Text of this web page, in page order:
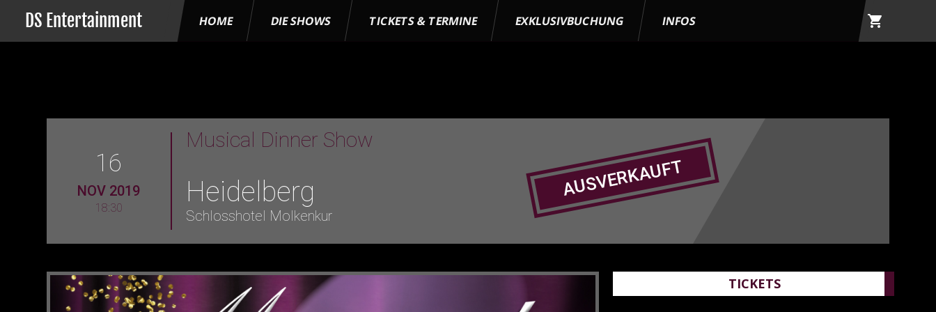
DS Entertainment HOME DIE SHOWS TICKETS & TERMINE EXKLUSIVBUCHUNG INFOS shopping_cart
16
NOV 2019
18:30
Musical Dinner Show
Heidelberg
Schlosshotel Molkenkur
AUSVERKAUFT
TICKETS